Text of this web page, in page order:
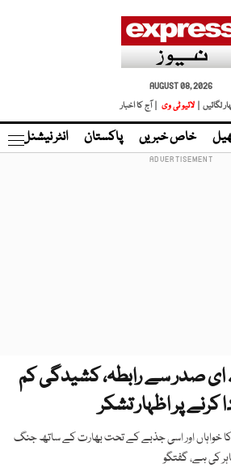
AUGUST 08, 2026
لگائیں |
لائیو ٹی وی | آج کا اخبار
خاص خبریں پاکستان انٹر نیشنل
ای صدر سے رابطہ، کشیدگی کم
کرنے پر اظہار تشکر
کا خواہاں اور اسی جذبے کے تحت بھارت کے ساتھ جنگ
کی ہے، گفتگو